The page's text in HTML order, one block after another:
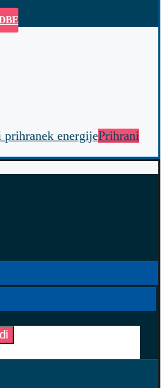
energijePrihrani